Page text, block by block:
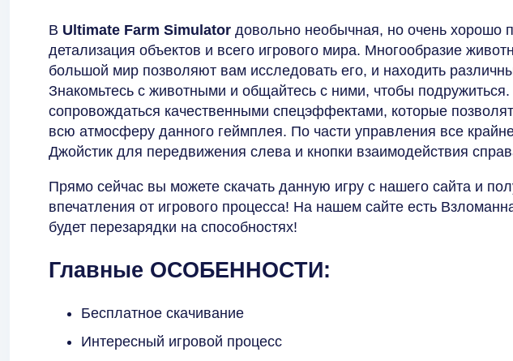
В Ultimate Farm Simulator довольно необычная, но очень хорошо
детализация объектов и всего игрового мира. Многообразие
большой мир позволяют вам исследовать его, и находить
Знакомьтесь с животными и общайтесь с ними, чтобы подружиться.
сопровождаться качественными спецэффектами, которые
всю атмосферу данного геймплея. По части управления все
Джойстик для передвижения слева и кнопки взаимодействия
Прямо сейчас вы можете скачать данную игру с нашего сайта и
впечатления от игрового процесса! На нашем сайте есть
будет перезарядки на способностях!
Главные ОСОБЕННОСТИ:
Бесплатное скачивание
Интересный игровой процесс